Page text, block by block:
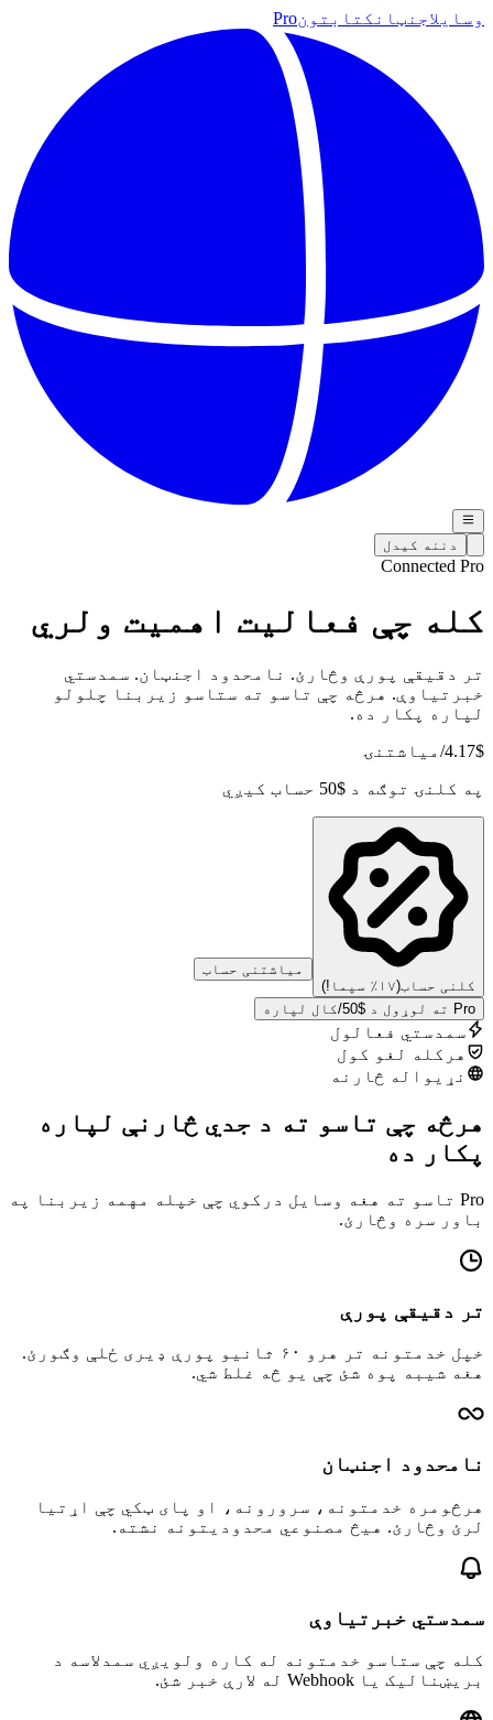
وسایلاجنټان کتابتونPro
دننه کیدل
Connected Pro
کله چې فعالیت اهمیت ولري
تر دقیقې پورې وڅارئ. نامحدود اجنټان. سمدستي
خبرتیاوې. هرڅه چې تاسو ته ستاسو زیربنا چلولو
لپاره پکار ده.
$
4.17/میاشتنۍ
په کلنۍ توګه د $50 حساب کیږي
کلنی حساب(۱۷٪ سپما!)
میاشتنی حساب
Pro ته لوړول د $50/کال لپاره
سمدستي فعالول
هرکله لغو کول
نړیواله څارنه
هرڅه چې تاسو ته د جدي څارنې لپاره
پکار ده
Pro تاسو ته هغه وسایل درکوي چې خپله مهمه زیربنا په
باور سره وڅارئ.
تر دقیقې پورې
خپل خدمتونه تر هرو ۶۰ ثانیو پورې ډیری ځلې وګورئ.
هغه شیبه پوه شئ چې یو څه غلط شي.
نامحدود اجنټان
هرڅومره خدمتونه، سرورونه، او پای ټکي چې اړتیا
لرئ وڅارئ. هیڅ مصنوعي محدودیتونه نشته.
سمدستي خبرتیاوې
کله چې ستاسو خدمتونه له کاره ولویږي سمدلاسه د
بریښنالیک یا Webhook له لارې خبر شئ.